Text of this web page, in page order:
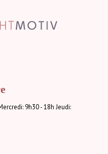
9h30 - 18h Jeudi: